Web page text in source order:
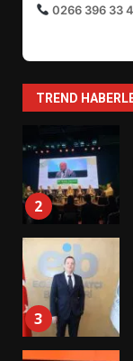
0266 396 33
TREND
1
2
3